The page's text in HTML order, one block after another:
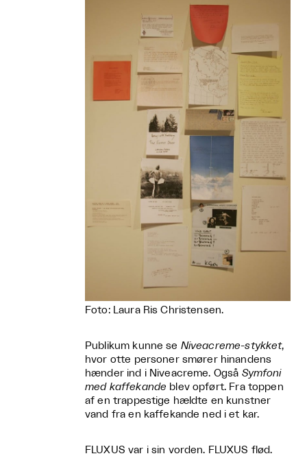
Foto: Laura Ris Christensen.
Publikum kunne se Niveacreme-stykket,
hvor otte personer smører hinandens
hænder ind i Niveacreme. Også Symfoni
med kaffekande blev opført. Fra toppen
af en trappestige hældte en kunstner
vand fra en kaffekande ned i et kar.
FLUXUS var i sin vorden. FLUXUS flød.